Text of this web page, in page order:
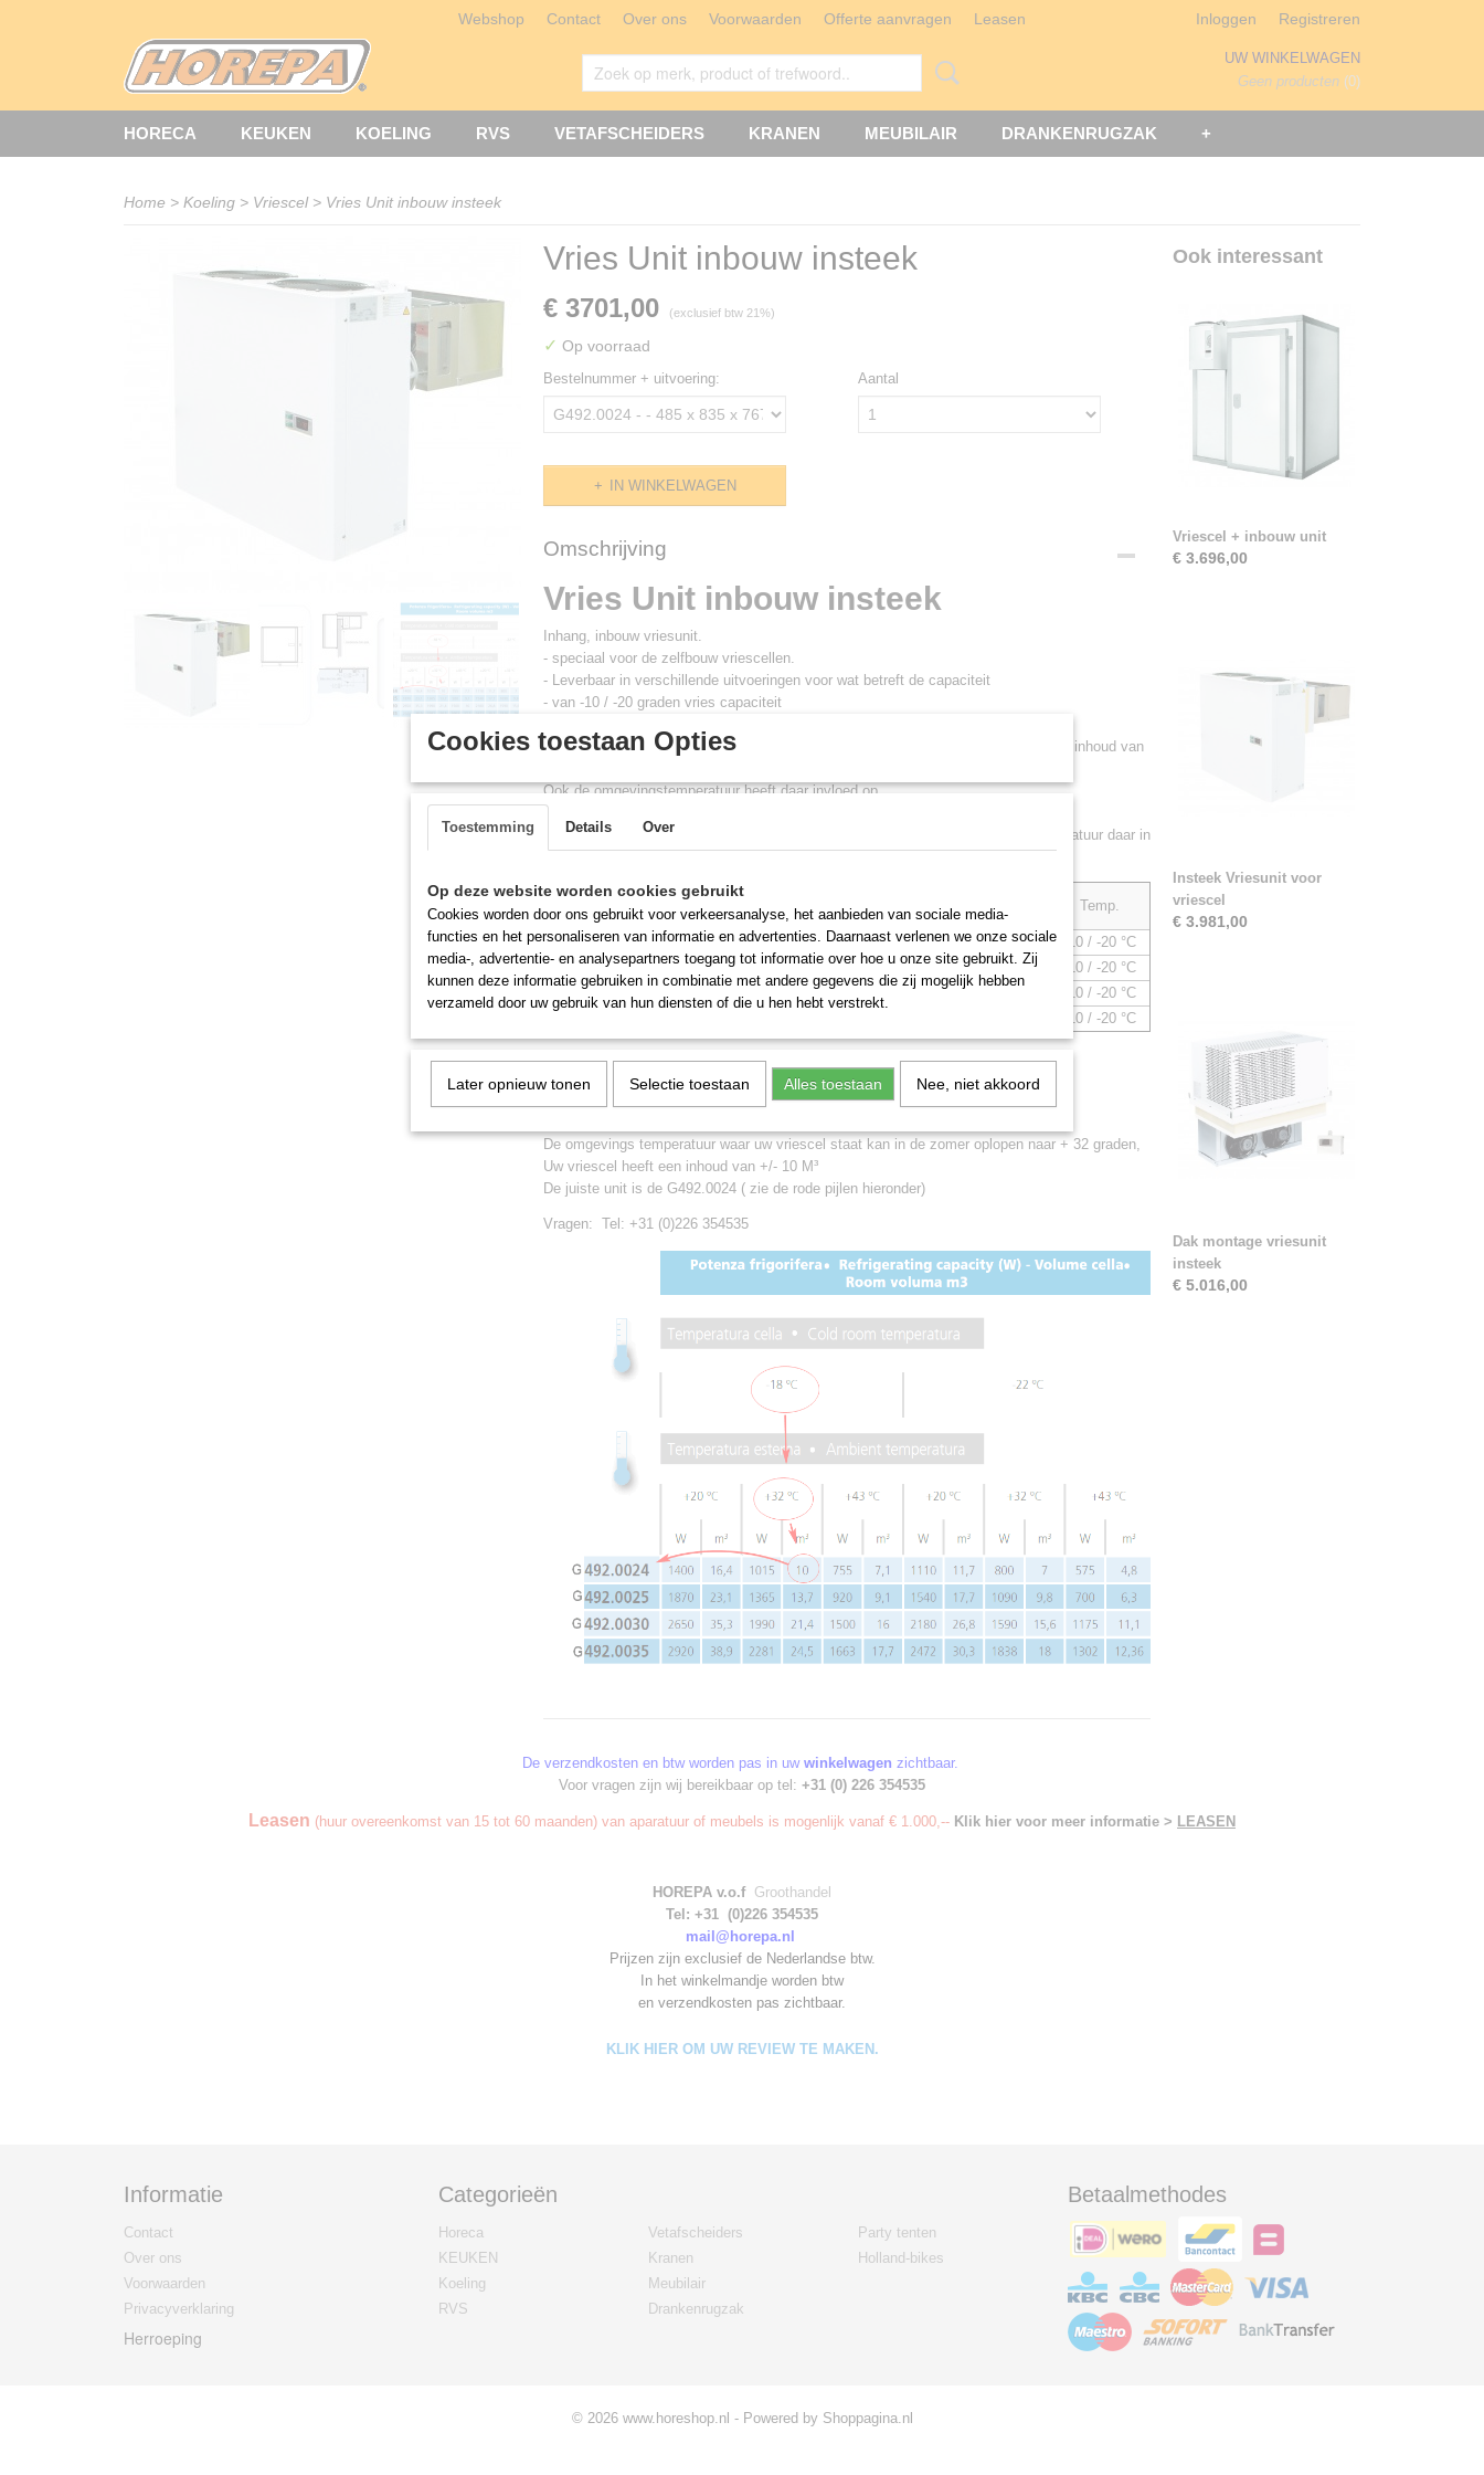
Webshop Contact Over ons Voorwaarden Offerte aanvragen Leasen Inloggen Registreren
UW WINKELWAGEN
Geen producten (0)
HORECA KEUKEN KOELING RVS VETAFSCHEIDERS KRANEN MEUBILAIR DRANKENRUGZAK +
Home > Koeling > Vriescel> Vries Unit inbouw insteek
Vries Unit inbouw insteek
€ 3701,00 (exclusief btw 21%)
✓ Op voorraad
Bestelnummer + uitvoering: Aantal
IN WINKELWAGEN
Omschrijving
Vries Unit inbouw insteek
Inhang, inbouw vriesunit.
- speciaal voor de zelfbouw vriescellen.
- Leverbaar in verschillende uitvoeringen voor wat betreft de capaciteit
- van -10 / -20 graden vries capaciteit
Hoe te plaatsen, overtuig u van de juiste vriescapaciteit, Dit wordt bepaald door de inhoud van
Ook de omgevingstemperatuur heeft daar invloed op,
En of u gekoelde producten er in plaatst of dat u producten met een hogere temperatuur daar in
Bestelnummer: Lengte x Breedte x Hoogte
waarde:
Temp.
G492.0024 485 x 835 x 767 230V - 1,46 kW
-10 / -20 °C
G492.0025
485 x 835 x 767 400V - 1,81 kW
-10 / -20 °C
G492.0030
485 x 835 x 767 400V - 2,63 kW
-10 / -20 °C
-10 / -20 °C
Welke inbouwunit heeft u nodig?
Gebruik onderstaande tabel En volg de rode pijlen.
De omgevings temperatuur waar uw vriescel staat kan in de zomer oplopen naar + 32 graden,
Uw vriescel heeft een inhoud van +/- 10 M³
De juiste unit is de G492.0024 ( zie de rode pijlen hieronder)
Vragen: Tel: +31 (0)226 354535
Ook interessant
Vriescel + inbouw unit
€ 3.696,00
Insteek Vriesunit voor
vriescel
€ 3.981,00
Dak montage vriesunit
insteek
€ 5.016,00
De verzendkosten en btw worden pas in uw winkelwagen zichtbaar.
Voor vragen zijn wij bereikbaar op tel: +31 (0) 226 354535
Leasen (huur overeenkomst van 15 tot 60 maanden) van aparatuur of meubels is mogenlijk vanaf € 1.000,-- Klik hier voor meer informatie > LEASEN
HOREPA v.o.f Groothandel
Tel: +31 (0)226 354535
mail@horepa.nl
Prijzen zijn exclusief de Nederlandse btw.
In het winkelmandje worden btw
en verzendkosten pas zichtbaar.
KLIK HIER OM UW REVIEW TE MAKEN.
Informatie
Contact
Over ons
Voorwaarden
Privacyverklaring
Herroeping
Categorieën
Horeca
KEUKEN
Koeling
RVS
Vetafscheiders
Kranen
Meubilair
Drankenrugzak
Party tenten
Holland-bikes
Betaalmethodes
© 2026 www.horeshop.nl - Powered by Shoppagina.nl
Cookies toestaan Opties
Toestemming Details Over
Op deze website worden cookies gebruikt
Cookies worden door ons gebruikt voor verkeersanalyse, het aanbieden van sociale media-
functies en het personaliseren van informatie en advertenties. Daarnaast verlenen we onze sociale
media-, advertentie- en analysepartners toegang tot informatie over hoe u onze site gebruikt. Zij
kunnen deze informatie gebruiken in combinatie met andere gegevens die zij mogelijk hebben
verzameld door uw gebruik van hun diensten of die u hen hebt verstrekt.
Later opnieuw tonen Selectie toestaan Alles toestaan Nee, niet akkoord